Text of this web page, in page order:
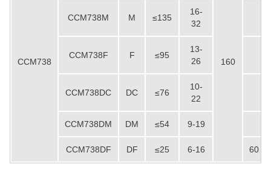
CCM738 160
CCM738M M ≤135
16-
32
CCM738F F ≤95
13-
26
CCM738DC DC ≤76
10-
22
CCM738DM DM ≤54 9-19
CCM738DF DF ≤25 6-16 60
湖北省中昇东浩荆门建材时产500-600吨机制砂项目